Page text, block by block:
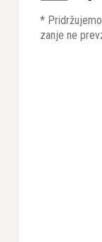
*
zanje ne